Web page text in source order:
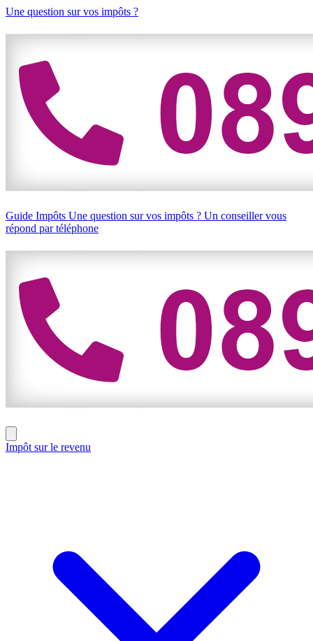
Une question sur vos impôts ?
Guide Impôts Une question sur vos impôts ? Un conseiller vous
répond par téléphone
Impôt sur le revenu